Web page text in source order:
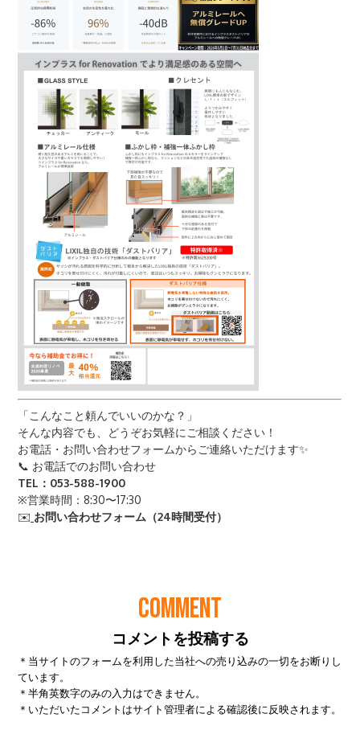
COMMENT
コメントを投稿する
＊当サイトのフォームを利用した当社への売り込みの一切をお断りし
ています。
＊半角英数字のみの入力はできません。
＊いただいたコメントはサイト管理者による確認後に反映されます。